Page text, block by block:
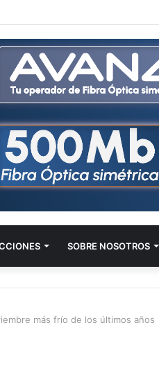
SOBRE NOSOTROS
más frío de los últimos años